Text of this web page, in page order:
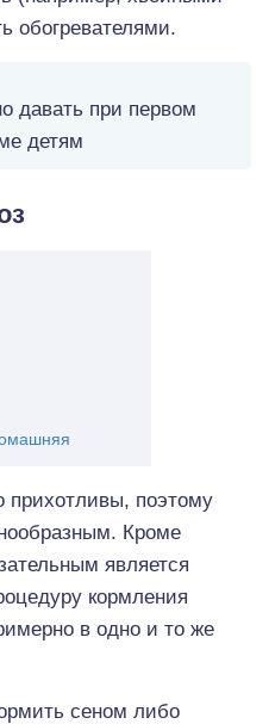
обогревателями.
давать при первом
детям
прихотливы, поэтому
Кроме
является
кормления
в одно и то же
сеном либо